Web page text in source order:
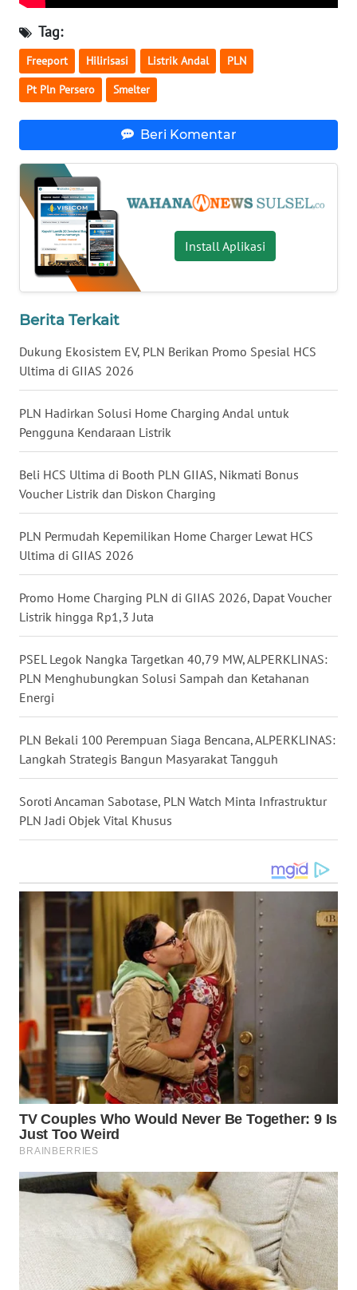
Tag:
Freeport Hilirisasi Listrik Andal PLN
Pt Pln Persero Smelter
Beri Komentar
Install Aplikasi
Berita Terkait
Dukung Ekosistem EV, PLN Berikan Promo Spesial HCS
Ultima di GIIAS 2026
PLN Hadirkan Solusi Home Charging Andal untuk
Pengguna Kendaraan Listrik
Beli HCS Ultima di Booth PLN GIIAS, Nikmati Bonus
Voucher Listrik dan Diskon Charging
PLN Permudah Kepemilikan Home Charger Lewat HCS
Ultima di GIIAS 2026
Promo Home Charging PLN di GIIAS 2026, Dapat Voucher
Listrik hingga Rp1,3 Juta
PSEL Legok Nangka Targetkan 40,79 MW, ALPERKLINAS:
PLN Menghubungkan Solusi Sampah dan Ketahanan
Energi
PLN Bekali 100 Perempuan Siaga Bencana, ALPERKLINAS:
Langkah Strategis Bangun Masyarakat Tangguh
Soroti Ancaman Sabotase, PLN Watch Minta Infrastruktur
PLN Jadi Objek Vital Khusus
WN
KALTARA
WN
WN
KALTIM
WN
SULSEL
WN
GORONTALO
WN
SULUT
WN
WN
TOBA
WN
NIAS
WN
LANGKAT
WN
TAPANULI
KARO
WN
SIMALUNGUN
WN
LABUHANBATU
WN
TAPANULI
TENGAH
SERDANG
TEBING
TINGGI